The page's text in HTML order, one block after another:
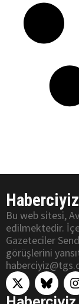
Haberciyiz
Bu web sitesi,
edilmektedir.
Gazeteciler
görüşlerini